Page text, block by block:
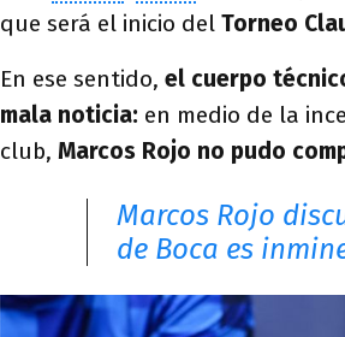
que será el inicio del Torneo
En ese sentido, el cuerpo
mala noticia: en medio de la
club, Marcos Rojo no pudo
Marcos Rojo
de Boca es